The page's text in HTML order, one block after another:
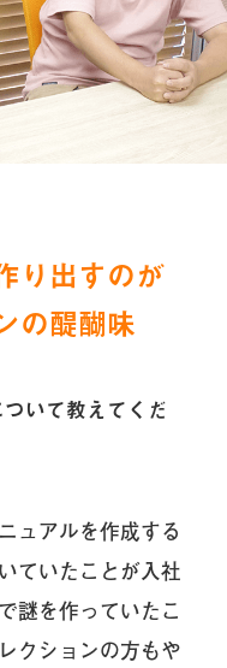
り出すのが
の醍醐味
いて教えてくだ
ュアルを作成する
ていたことが入社
謎を作っていたこ
クションの方もや